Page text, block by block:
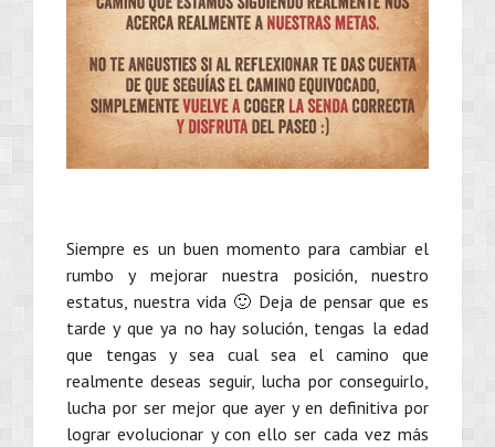
Siempre es un buen momento para cambiar el
rumbo y mejorar nuestra posición, nuestro
estatus, nuestra vida 🙂 Deja de pensar que es
tarde y que ya no hay solución, tengas la edad
que tengas y sea cual sea el camino que
realmente deseas seguir, lucha por conseguirlo,
lucha por ser mejor que ayer y en definitiva por
lograr evolucionar y con ello ser cada vez más